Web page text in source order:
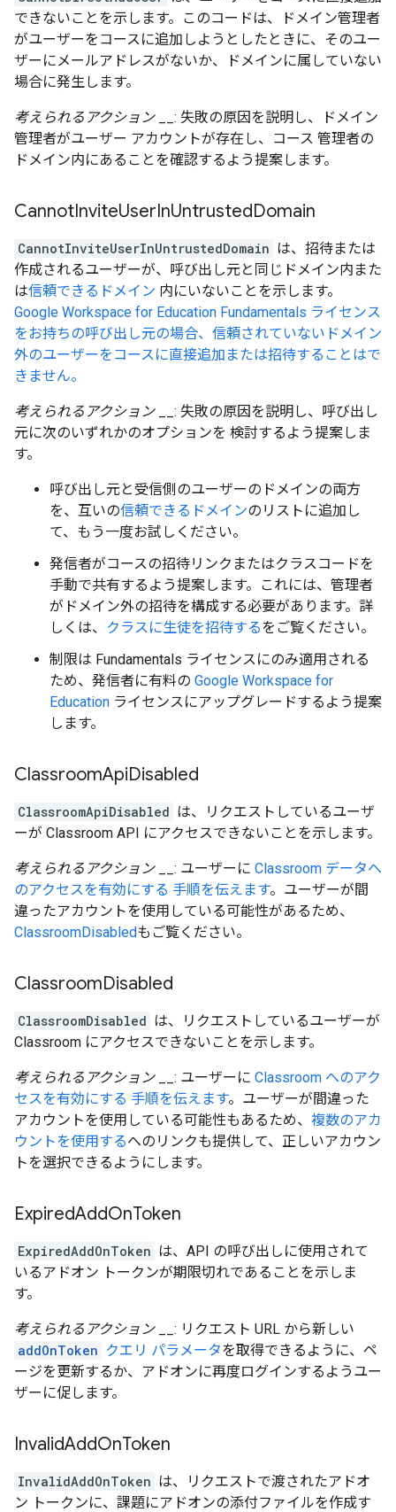
できないことを示します。このコードは、ドメイン管理者
がユーザーをコースに追加しようとしたときに、そのユー
ザーにメールアドレスがないか、ドメインに属していない
場合に発生します。
考えられるアクション__: 失敗の原因を説明し、ドメイン
管理者がユーザー アカウントが存在し、コース 管理者の
ドメイン内にあることを確認するよう提案します。
CannotInviteUserInUntrustedDomain
CannotInviteUserInUntrustedDomain は、招待または
作成されるユーザーが、呼び出し元と同じドメイン内また
は信頼できるドメイン 内にいないことを示します。
Google Workspace for Education Fundamentals ライセンス
をお持ちの呼び出し元の場合、信頼されていないドメイン
外のユーザーをコースに直接追加または招待することはで
きません。
考えられるアクション__: 失敗の原因を説明し、呼び出し
元に次のいずれかのオプションを 検討するよう提案しま
す。
呼び出し元と受信側のユーザーのドメインの両方
を、互いの信頼できるドメインのリストに追加し
て、もう一度お試しください。
発信者がコースの招待リンクまたはクラスコードを
手動で共有するよう提案します。これには、管理者
がドメイン外の招待を構成する必要があります。詳
しくは、 クラスに生徒を招待するをご覧ください。
制限は Fundamentals ライセンスにのみ適用される
ため、発信者に有料の Google Workspace for
Education ライセンスにアップグレードするよう提案
します。
ClassroomApiDisabled
ClassroomApiDisabled は、リクエストしているユーザ
ーが Classroom API にアクセスできないことを示します。
考えられるアクション__: ユーザーに Classroom データへ
のアクセスを有効にする 手順を伝えます。ユーザーが間
違ったアカウントを使用している可能性があるため、
ClassroomDisabledもご覧ください。
ClassroomDisabled
ClassroomDisabled は、リクエストしているユーザーが
Classroom にアクセスできないことを示します。
考えられるアクション__: ユーザーに Classroom へのアク
セスを有効にする 手順を伝えます。ユーザーが間違った
アカウントを使用している可能性もあるため、 複数のアカ
ウントを使用するへのリンクも提供して、正しいアカウン
トを選択できるようにします。
ExpiredAddOnToken
ExpiredAddOnToken は、API の呼び出しに使用されて
いるアドオン トークンが期限切れであることを示しま
す。
考えられるアクション__: リクエスト URL から新しい
addOnToken クエリ パラメータを取得できるように、ペ
ージを更新するか、アドオンに再度ログインするようユー
ザーに促します。
InvalidAddOnToken
InvalidAddOnToken は、リクエストで渡されたアドオ
ン トークンに、課題にアドオンの添付ファイルを作成す